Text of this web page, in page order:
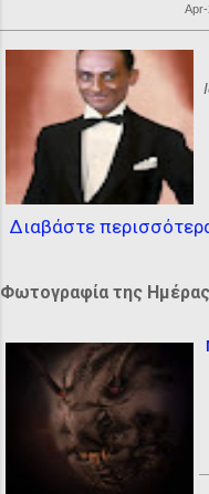
Διαβάστε
Φωτογραφία της Ημέρας